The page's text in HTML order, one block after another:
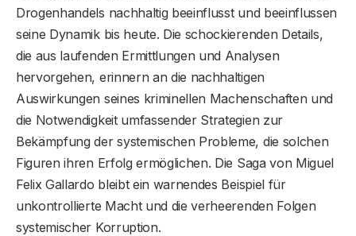
Drogenhandels nachhaltig beeinflusst und beeinflussen
seine Dynamik bis heute. Die schockierenden Details,
die aus laufenden Ermittlungen und Analysen
hervorgehen, erinnern an die nachhaltigen
Auswirkungen seines kriminellen Machenschaften und
die Notwendigkeit umfassender Strategien zur
Bekämpfung der systemischen Probleme, die solchen
Figuren ihren Erfolg ermöglichen. Die Saga von Miguel
Felix Gallardo bleibt ein warnendes Beispiel für
unkontrollierte Macht und die verheerenden Folgen
systemischer Korruption.